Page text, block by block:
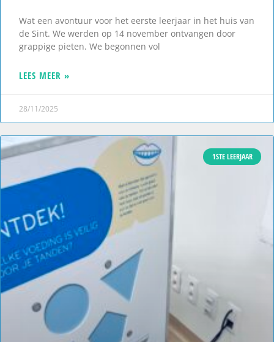
Wat een avontuur voor het eerste leerjaar in het huis van
de Sint. We werden op 14 november ontvangen door
grappige pieten. We begonnen vol
LEES MEER »
28/11/2025
1STE LEERJAAR